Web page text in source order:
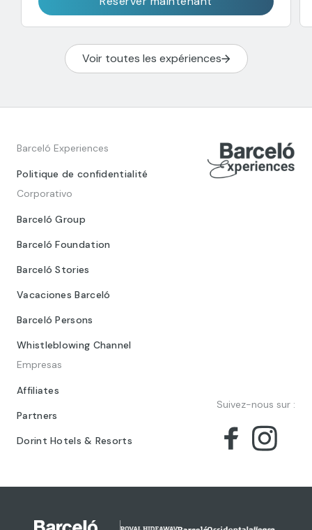
Voir toutes les expériences
Barceló Experiences
Politique de confidentialité
Corporativo
Barceló Group
Barceló Foundation
Barceló Stories
Vacaciones Barceló
Barceló Persons
Whistleblowing Channel
Empresas
Affiliates
Partners
Dorint Hotels & Resorts
Suivez-nous sur :